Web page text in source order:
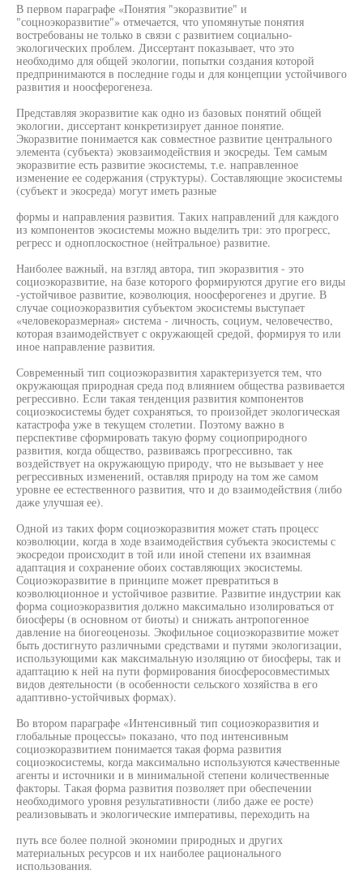
В первом параграфе «Понятия "экоразвитие" и
"соцноэкоразвитие"» отмечается, что упомянутые понятия
востребованы не только в связи с развитием социально-
экологических проблем. Диссертант показывает, что это
необходимо для общей экологии, попытки создания которой
предпринимаются в последние годы и для концепции устойчивого
развития и ноосферогенеза.
Представляя экоразвитие как одно из базовых понятий общей
экологии, диссертант конкретизирует данное понятие.
Экоразвитие понимается как совместное развитие центрального
элемента (субъекта) эковзаимодействия и экосреды. Тем самым
экоразвитие есть развитие экосистемы, т.е. направленное
изменение ее содержания (структуры). Составляющие экосистемы
(субъект и экосреда) могут иметь разные
формы и направления развития. Таких направлений для каждого
из компонентов экосистемы можно выделить три: это прогресс,
регресс и одноплоскостное (нейтральное) развитие.
Наиболее важный, на взгляд автора, тип экоразвития - это
социоэкоразвитие, на базе которого формируются другие его виды
-устойчивое развитие, коэволюция, ноосферогенез и другие. В
случае социоэкоразвития субъектом экосистемы выступает
«человекоразмерная» система - личность, социум, человечество,
которая взаимодействует с окружающей средой, формируя то или
иное направление развития.
Современный тип социоэкоразвития характеризуется тем, что
окружающая природная среда под влиянием общества развивается
регрессивно. Если такая тенденция развития компонентов
социоэкосистемы будет сохраняться, то произойдет экологическая
катастрофа уже в текущем столетии. Поэтому важно в
перспективе сформировать такую форму социоприродного
развития, когда общество, развиваясь прогрессивно, так
воздействует на окружающую природу, что не вызывает у нее
регрессивных изменений, оставляя природу на том же самом
уровне ее естественного развития, что и до взаимодействия (либо
даже улучшая ее).
Одной из таких форм социоэкоразвития может стать процесс
коэволюции, когда в ходе взаимодействия субъекта экосистемы с
экосредои происходит в той или иной степени их взаимная
адаптация и сохранение обоих составляющих экосистемы.
Социоэкоразвитие в принципе может превратиться в
коэволюционное и устойчивое развитие. Развитие индустрии как
форма социоэкоразвития должно максимально изолироваться от
биосферы (в основном от биоты) и снижать антропогенное
давление на биогеоценозы. Экофильное социоэкоразвитие может
быть достигнуто различными средствами и путями экологизации,
использующими как максимальную изоляцию от биосферы, так и
адаптацию к ней на пути формирования биосферосовместимых
видов деятельности (в особенности сельского хозяйства в его
адаптивно-устойчивых формах).
Во втором параграфе «Интенсивный тип социоэкоразвития и
глобальные процессы» показано, что под интенсивным
социоэкоразвитием понимается такая форма развития
социоэкосистемы, когда максимально используются качественные
агенты и источники и в минимальной степени количественные
факторы. Такая форма развития позволяет при обеспечении
необходимого уровня результативности (либо даже ее росте)
реализовывать и экологические императивы, переходить на
путь все более полной экономии природных и других
материальных ресурсов и их наиболее рационального
использования.